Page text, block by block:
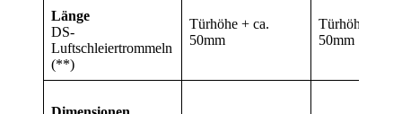
Länge
DS-
Luftschleiertrommeln
(**)
Türhöhe + ca.
50mm
Türhöhe + ca.
50mm